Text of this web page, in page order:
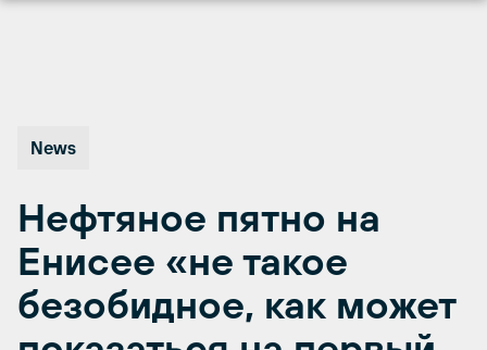
News
Нефтяное пятно на
Енисее «не такое
безобидное, как может